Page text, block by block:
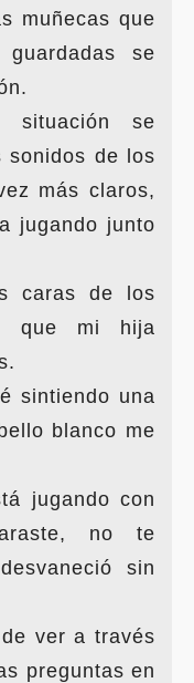
muñecas que
se
situación se
sonidos de los
más claros,
jugando junto
caras de los
que mi hija
sintiendo una
blanco me
jugando con
no te
sin
ver a través
preguntas en